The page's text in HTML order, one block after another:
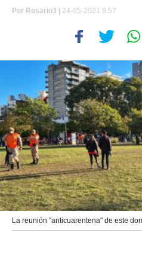
Por Rosario3 | 24-05-2021 9:57
La reunión "anticuarentena" de este